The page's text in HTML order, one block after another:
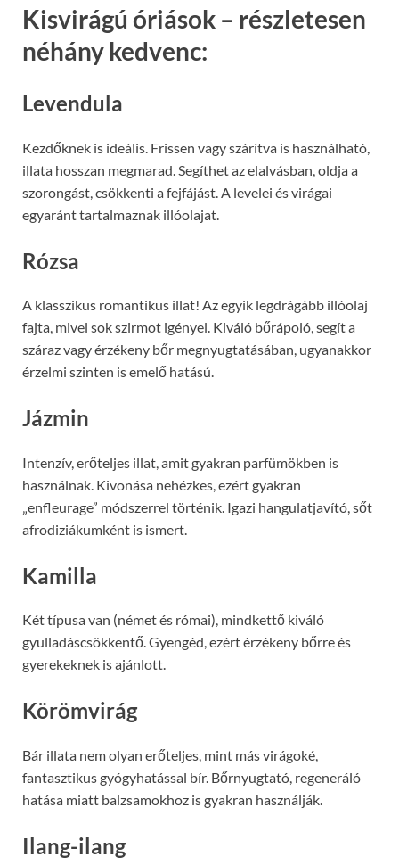
Kisvirágú óriások – részletesen
néhány kedvenc:
Levendula
Kezdőknek is ideális. Frissen vagy szárítva is használható,
illata hosszan megmarad. Segíthet az elalvásban, oldja a
szorongást, csökkenti a fejfájást. A levelei és virágai
egyaránt tartalmaznak illóolajat.
Rózsa
A klasszikus romantikus illat! Az egyik legdrágább illóolaj
fajta, mivel sok szirmot igényel. Kiváló bőrápoló, segít a
száraz vagy érzékeny bőr megnyugtatásában, ugyanakkor
érzelmi szinten is emelő hatású.
Jázmin
Intenzív, erőteljes illat, amit gyakran parfümökben is
használnak. Kivonása nehézkes, ezért gyakran
„enfleurage” módszerrel történik. Igazi hangulatjavító, sőt
afrodiziákumként is ismert.
Kamilla
Két típusa van (német és római), mindkettő kiváló
gyulladáscsökkentő. Gyengéd, ezért érzékeny bőrre és
gyerekeknek is ajánlott.
Körömvirág
Bár illata nem olyan erőteljes, mint más virágoké,
fantasztikus gyógyhatással bír. Bőrnyugtató, regeneráló
hatása miatt balzsamokhoz is gyakran használják.
Ilang-ilang